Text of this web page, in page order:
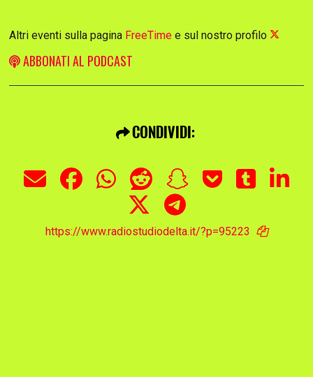
Altri eventi sulla pagina FreeTime e sul nostro profilo
ABBONATI AL PODCAST
CONDIVIDI:
https://www.radiostudiodelta.it/?p=95223